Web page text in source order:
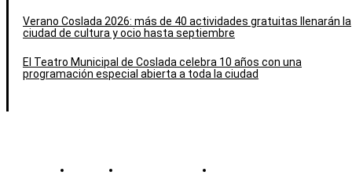
Verano Coslada 2026: más de 40 actividades gratuitas llenarán la
ciudad de cultura y ocio hasta septiembre
El Teatro Municipal de Coslada celebra 10 años con una
programación especial abierta a toda la ciudad
Contacto Política de cookies